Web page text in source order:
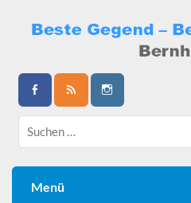
content
Bernhard Seidenath
Menü